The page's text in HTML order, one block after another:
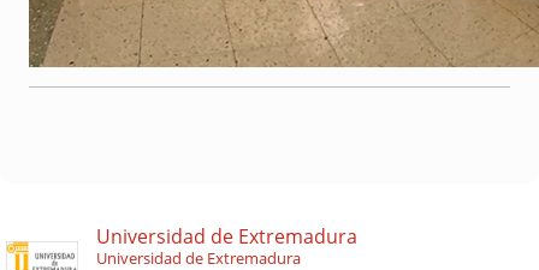
Universidad de Extremadura
Universidad de Extremadura